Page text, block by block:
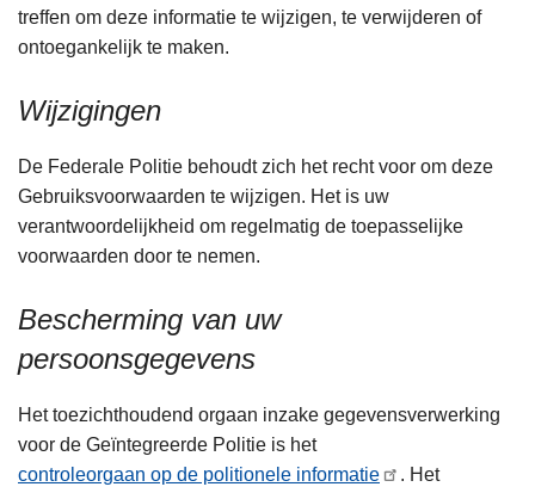
treffen om deze informatie te wijzigen, te verwijderen of
ontoegankelijk te maken.
Wijzigingen
De Federale Politie behoudt zich het recht voor om deze
Gebruiksvoorwaarden te wijzigen. Het is uw
verantwoordelijkheid om regelmatig de toepasselijke
voorwaarden door te nemen.
Bescherming van uw
persoonsgegevens
Het toezichthoudend orgaan inzake gegevensverwerking
voor de Geïntegreerde Politie is het
controleorgaan op de politionele informatie
. Het